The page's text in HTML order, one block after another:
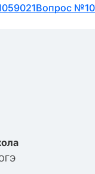
Вопрос